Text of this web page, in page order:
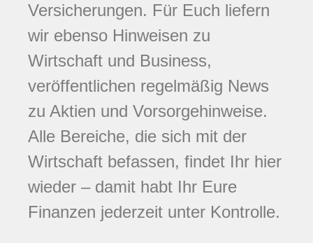
Versicherungen. Für Euch liefern
wir ebenso Hinweisen zu
Wirtschaft und Business,
veröffentlichen regelmäßig News
zu Aktien und Vorsorgehinweise.
Alle Bereiche, die sich mit der
Wirtschaft befassen, findet Ihr hier
wieder – damit habt Ihr Eure
Finanzen jederzeit unter Kontrolle.